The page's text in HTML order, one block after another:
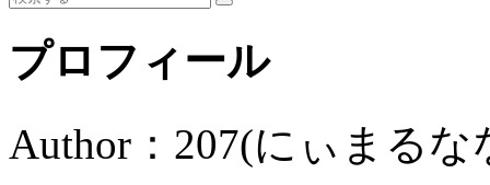
プロフィール
Author：207(にぃまるな